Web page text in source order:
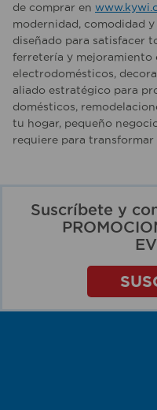
de comprar en
modernidad, comodidad
diseñado para satisfacer
ferretería y mejoramiento
electrodomésticos,
aliado estratégico para
domésticos,
tu hogar, pequeño
requiere para
Suscríbete y